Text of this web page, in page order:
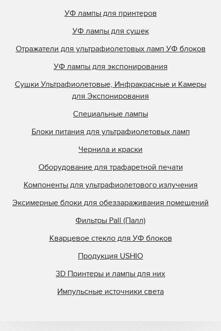
УФ лампы для принтеров
УФ лампы для сушек
Отражатели для ультрафиолетовых ламп УФ блоков
УФ лампы для экспонирования
Сушки Ультрафиолетовые, Инфракрасные и Камеры
для Экспонирования
Специальные лампы
Блоки питания для ультрафиолетовых ламп
Чернила и краски
Оборудование для трафаретной печати
Компоненты для ультрафиолетового излучения
Эксимерные блоки для обеззараживания помещений
Фильтры Pall (Палл)
Кварцевое стекло для УФ блоков
Продукция USHIO
3D Принтеры и лампы для них
Импульсные источники света